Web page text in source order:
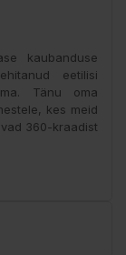
kaubanduse
eetilisi
Tänu oma
kes meid
360-kraadist